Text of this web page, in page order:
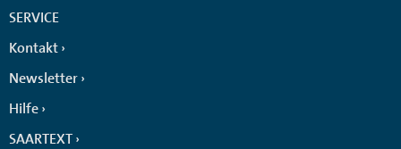
SERVICE
Kontakt
Newsletter
Hilfe
SAARTEXT